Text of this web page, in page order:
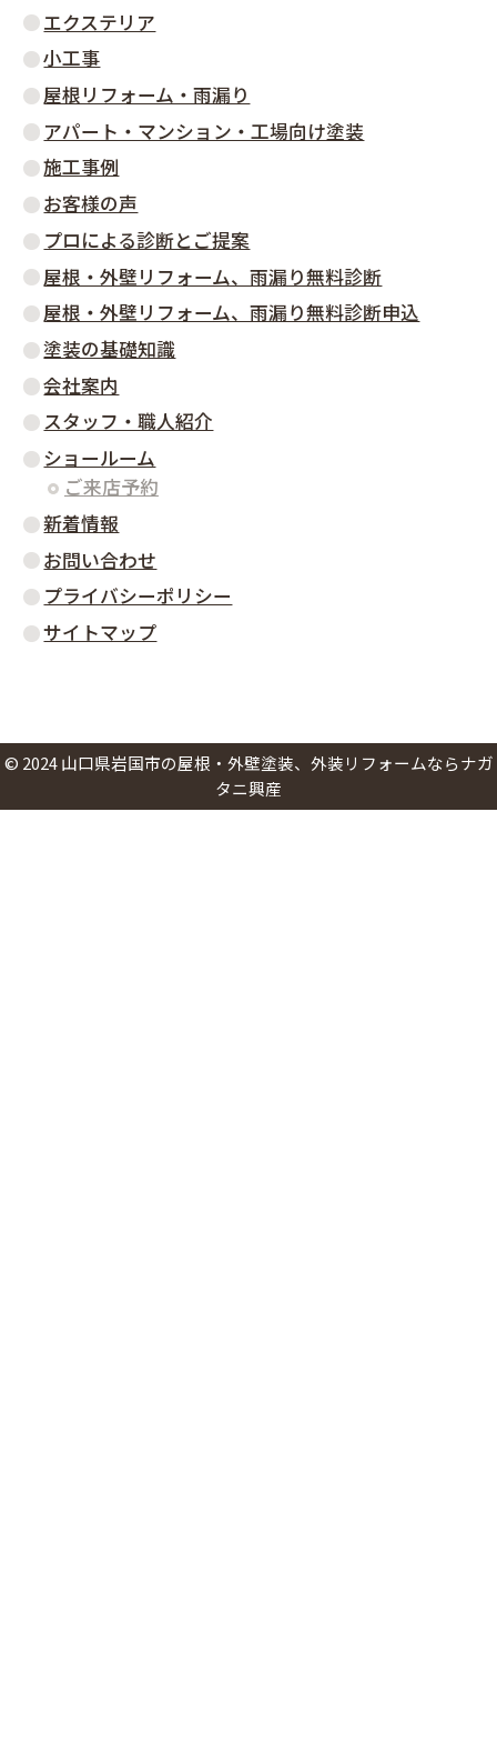
エクステリア
小工事
屋根リフォーム・雨漏り
アパート・マンション・工場向け塗装
施工事例
お客様の声
プロによる診断とご提案
屋根・外壁リフォーム、雨漏り無料診断
屋根・外壁リフォーム、雨漏り無料診断申込
塗装の基礎知識
会社案内
スタッフ・職人紹介
ショールーム
ご来店予約
新着情報
お問い合わせ
プライバシーポリシー
サイトマップ
© 2024 山口県岩国市の屋根・外壁塗装、外装リフォームならナガ
タニ興産